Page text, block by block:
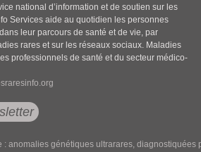
national d’information et de soutien sur les
Services aide au quotidien les personnes
leur parcours de santé et de vie, par
rares et sur les réseaux sociaux. Maladies
professionnels de santé et du secteur médico-
anomalies génétiques ultrarares, diagnostiquées